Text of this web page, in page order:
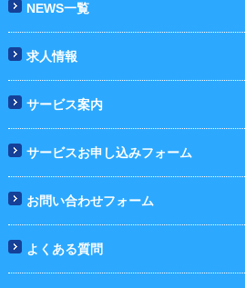
NEWS一覧
求人情報
サービス案内
サービスお申し込みフォーム
お問い合わせフォーム
よくある質問